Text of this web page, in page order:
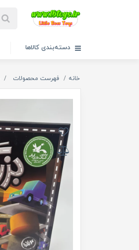
دسته‌بندی کالاها
خانه فهرست محصولات